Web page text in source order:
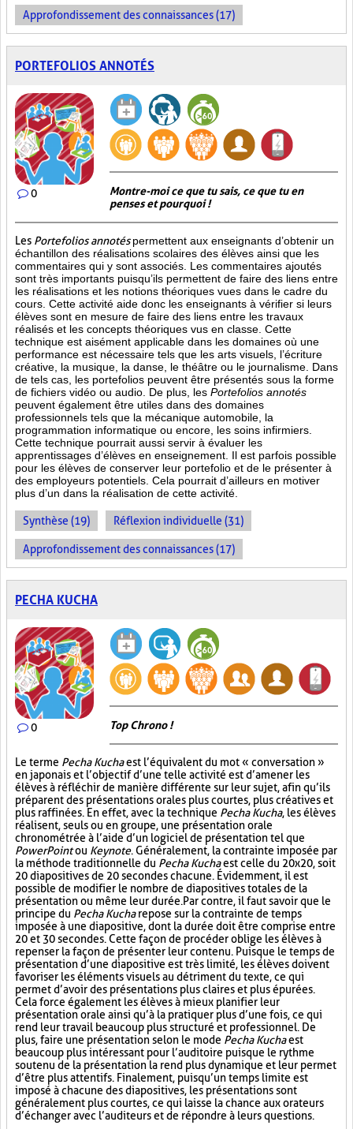
Approfondissement des connaissances (17)
PORTEFOLIOS ANNOTÉS
0
Montre-moi ce que tu sais, ce que tu en
penses et pourquoi !
Les Portefolios annotés permettent aux enseignants d’obtenir un
échantillon des réalisations scolaires des élèves ainsi que les
commentaires qui y sont associés. Les commentaires ajoutés
sont très importants puisqu’ils permettent de faire des liens entre
les réalisations et les notions théoriques vues dans le cadre du
cours. Cette activité aide donc les enseignants à vérifier si leurs
élèves sont en mesure de faire des liens entre les travaux
réalisés et les concepts théoriques vus en classe. Cette
technique est aisément applicable dans les domaines où une
performance est nécessaire tels que les arts visuels, l’écriture
créative, la musique, la danse, le théâtre ou le journalisme. Dans
de tels cas, les portefolios peuvent être présentés sous la forme
de fichiers vidéo ou audio. De plus, les Portefolios annotés
peuvent également être utiles dans des domaines
professionnels tels que la mécanique automobile, la
programmation informatique ou encore, les soins infirmiers.
Cette technique pourrait aussi servir à évaluer les
apprentissages d’élèves en enseignement. Il est parfois possible
pour les élèves de conserver leur portefolio et de le présenter à
des employeurs potentiels. Cela pourrait d’ailleurs en motiver
plus d’un dans la réalisation de cette activité.
Synthèse (19) Réflexion individuelle (31)
Approfondissement des connaissances (17)
PECHA KUCHA
0 Top Chrono !
Le terme Pecha Kuchaest l’équivalent du mot « conversation »
en japonais et l’objectif d’une telle activité est d’amener les
élèves à réfléchir de manière différente sur leur sujet, afin qu’ils
préparent des présentations orales plus courtes, plus créatives et
plus raffinées. En effet, avec la technique Pecha Kucha, les élèves
réalisent, seuls ou en groupe, une présentation orale
chronométrée à l’aide d’un logiciel de présentation tel que
PowerPointou Keynote. Généralement, la contrainte imposée par
la méthode traditionnelle du Pecha Kuchaest celle du 20x20, soit
20 diapositives de 20 secondes chacune. Évidemment, il est
possible de modifier le nombre de diapositives totales de la
présentation ou même leur durée. Par contre, il faut savoir que le
principe du Pecha Kucharepose sur la contrainte de temps
imposée à une diapositive, dont la durée doit être comprise entre
20 et 30 secondes. Cette façon de procéder oblige les élèves à
repenser la façon de présenter leur contenu. Puisque le temps de
présentation d’une diapositive est très limité, les élèves doivent
favoriser les éléments visuels au détriment du texte, ce qui
permet d’avoir des présentations plus claires et plus épurées.
Cela force également les élèves à mieux planifier leur
présentation orale ainsi qu’à la pratiquer plus d’une fois, ce qui
rend leur travail beaucoup plus structuré et professionnel. De
plus, faire une présentation selon le mode Pecha Kuchaest
beaucoup plus intéressant pour l’auditoire puisque le rythme
soutenu de la présentation la rend plus dynamique et leur permet
d’être plus attentifs. Finalement, puisqu’un temps limite est
imposé à chacune des diapositives, les présentations sont
généralement plus courtes, ce qui laisse la chance aux orateurs
d’échanger avec l’auditeurs et de répondre à leurs questions.